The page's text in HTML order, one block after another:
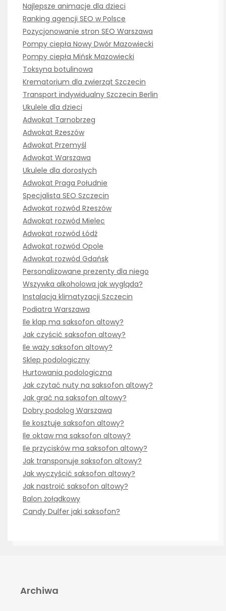
Najlepsze animacje dla dzieci
Ranking agencji SEO w Polsce
Pozycjonowanie stron SEO Warszawa
Pompy ciepła Nowy Dwór Mazowiecki
Pompy ciepła Mińsk Mazowiecki
Toksyna botulinowa
Krematorium dla zwierząt Szczecin
Transport indywidualny Szczecin Berlin
Ukulele dla dzieci
Adwokat Tarnobrzeg
Adwokat Rzeszów
Adwokat Przemyśl
Adwokat Warszawa
Ukulele dla dorosłych
Adwokat Praga Południe
Specjalista SEO Szczecin
Adwokat rozwód Rzeszów
Adwokat rozwód Mielec
Adwokat rozwód Łódź
Adwokat rozwód Opole
Adwokat rozwód Gdańsk
Personalizowane prezenty dla niego
Wszywka alkoholowa jak wygląda?
Instalacja klimatyzacji Szczecin
Podiatra Warszawa
Ile klap ma saksofon altowy?
Jak czyścić saksofon altowy?
Ile waży saksofon altowy?
Sklep podologiczny
Hurtowania podologiczna
Jak czytać nuty na saksofon altowy?
Jak grać na saksofon altowy?
Dobry podolog Warszawa
Ile kosztuje saksofon altowy?
Ile oktaw ma saksofon altowy?
Ile przycisków ma saksofon altowy?
Jak transponuje saksofon altowy?
Jak wyczyścić saksofon altowy?
Jak nastroić saksofon altowy?
Balon żołądkowy
Candy Dulfer jaki saksofon?
Archiwa